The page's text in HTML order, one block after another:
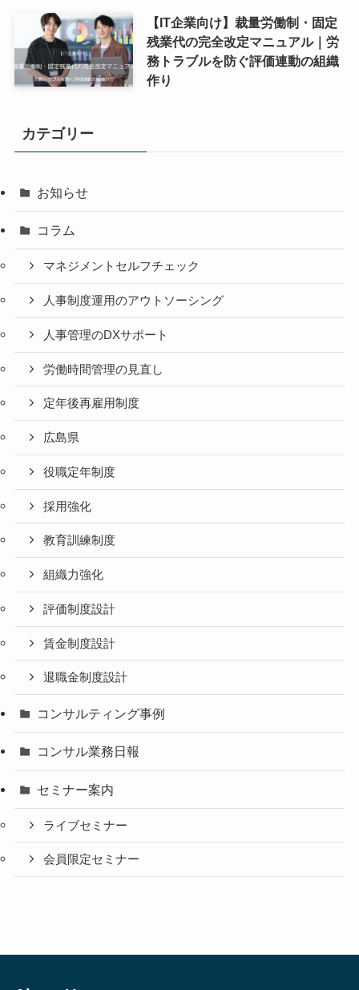
【IT企業向け】裁量労働制・固定
残業代の完全改定マニュアル｜労
務トラブルを防ぐ評価連動の組織
作り
カテゴリー
お知らせ
コラム
マネジメントセルフチェック
人事制度運用のアウトソーシング
人事管理のDXサポート
労働時間管理の見直し
定年後再雇用制度
広島県
役職定年制度
採用強化
教育訓練制度
組織力強化
評価制度設計
賃金制度設計
退職金制度設計
コンサルティング事例
コンサル業務日報
セミナー案内
ライブセミナー
会員限定セミナー